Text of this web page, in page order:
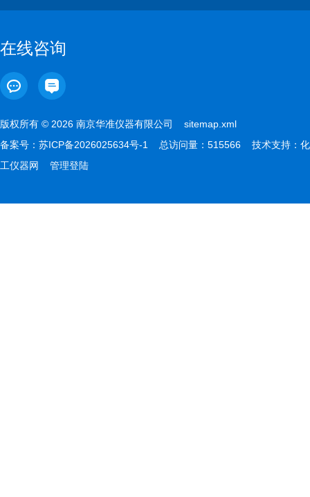
在线咨询
版权所有 © 2026 南京华准仪器有限公司 sitemap.xml
备案号： 苏ICP备2026025634号-1 总访问量：515566 技术支持： 化
工仪器网
管理登陆